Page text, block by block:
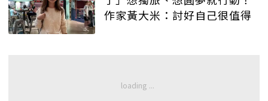
作家黃大米：討好自己很值得